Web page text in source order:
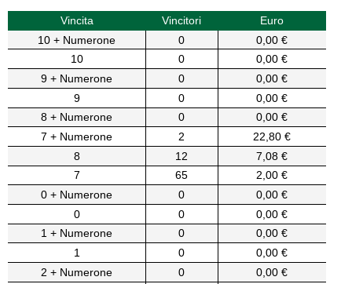
Vincita Vincitori
Euro
10 + Numerone
0
0,00 €
10
0
0,00 €
9 + Numerone
0
0,00 €
9
0
0,00 €
8 + Numerone
0
0,00 €
7 + Numerone
2
22,80 €
8
12
7,08 €
7
65
2,00 €
0 + Numerone
0
0,00 €
0
0
0,00 €
1 + Numerone
0
0,00 €
1
0
0,00 €
2 + Numerone
0
0,00 €